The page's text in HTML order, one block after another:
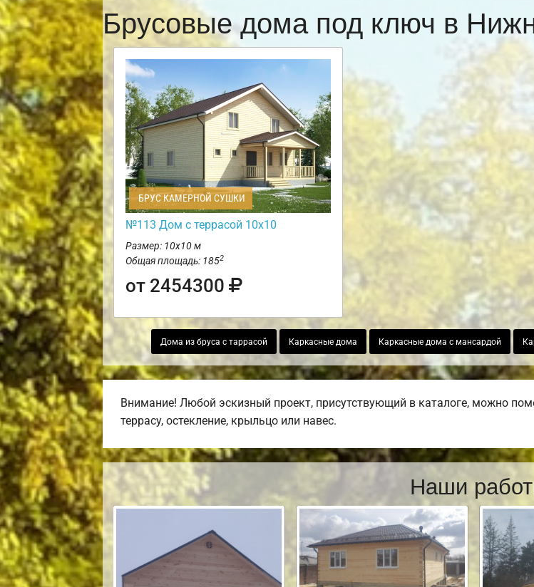
Брусовые дома под ключ в
БРУС КАМЕРНОЙ СУШКИ
№113 Дом с террасой 10х10
Размер: 10х10 м
Общая площадь: 1852
от 2454300
Дома из бруса с таррасой Каркасные дома Каркасные дома с мансардой
Внимание! Любой эскизный проект, присутствующий в каталоге, можно
террасу, остекление, крыльцо или навес.
Наши